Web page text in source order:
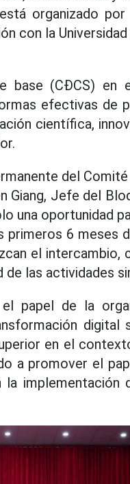
organizado
con la
(CĐCS) en
efectivas de
científica,
del
Giang, Jefe del
una oportunidad
6 meses
el intercambio,
las actividades
papel de la
digital
en el
a promover el
la